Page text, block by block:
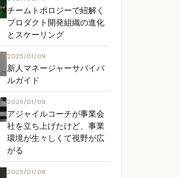
チームトポロジーで紐解く
プロダクト開発組織の進化
とスケーリング
2025/01/09
新人マネージャーサバイバ
ルガイド
2025/01/09
アジャイルコーチが事業会
社を立ち上げたけど、事業
環境が生々しくて視野が広
がる
2025/01/08